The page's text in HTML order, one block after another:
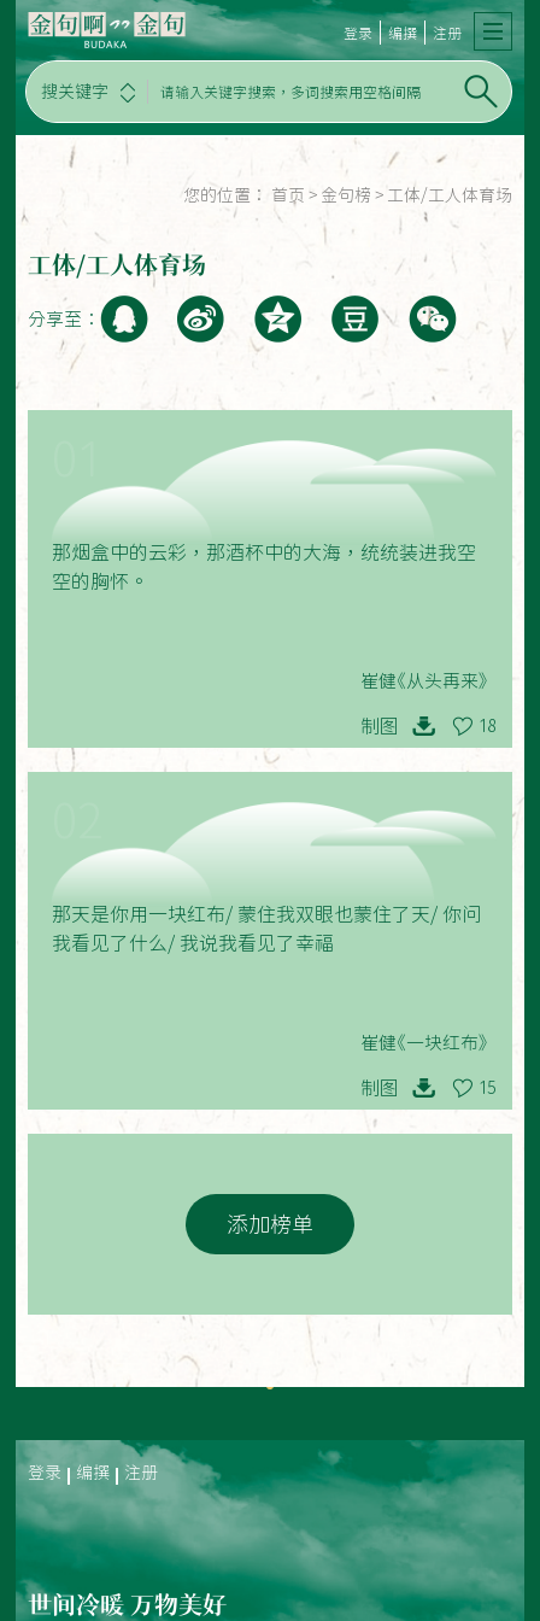
搜关键字
登录 编撰 注册
您的位置： 首页 > 金句榜 > 工体/工人体育场
工体/工人体育场
分享至：
那烟盒中的云彩，那酒杯中的大海，统统装进我空
空的胸怀。
崔健《从头再来》
制图 18
那天是你用一块红布/ 蒙住我双眼也蒙住了天/ 你问
我看见了什么/ 我说我看见了幸福
崔健《一块红布》
制图 15
添加榜单
登录 编撰 注册
世间冷暖 万物美好